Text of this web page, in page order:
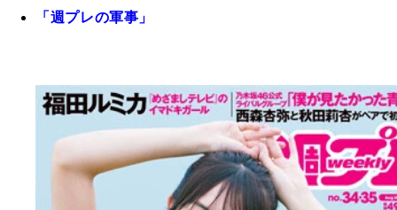
「週プレの軍事」